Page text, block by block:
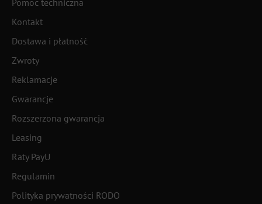
Pomoc techniczna
Kontakt
Dostawa i płatność
Zwroty
Reklamacje
Gwarancje
Rozszerzona gwarancja
Leasing
Raty PayU
Regulamin
Polityka prywatności RODO